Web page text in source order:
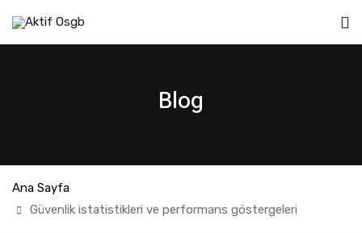
Blog
Ana Sayfa
Güvenlik istatistikleri ve performans göstergeleri